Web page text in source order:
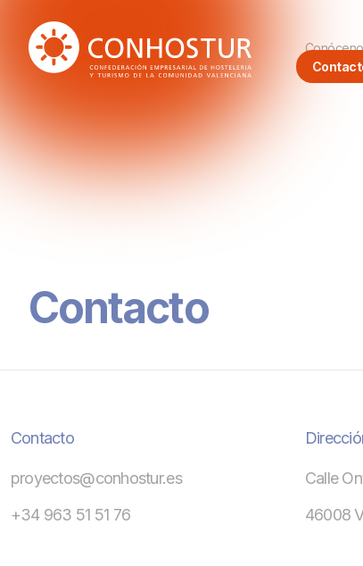
Contacto
Contacto
proyectos@conhostur.es
+34 963 51 51 76
Calle
46008